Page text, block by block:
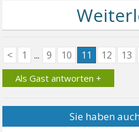
< 1 ... 9 10 11 12 13
Als Gast antworten +
Sie haben